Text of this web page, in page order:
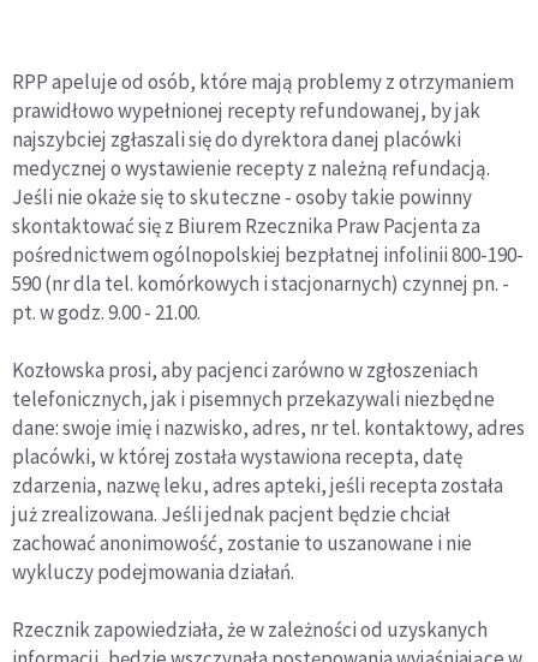
RPP apeluje od osób, które mają problemy z otrzymaniem
prawidłowo wypełnionej recepty refundowanej, by jak
najszybciej zgłaszali się do dyrektora danej placówki
medycznej o wystawienie recepty z należną refundacją.
Jeśli nie okaże się to skuteczne - osoby takie powinny
skontaktować się z Biurem Rzecznika Praw Pacjenta za
pośrednictwem ogólnopolskiej bezpłatnej infolinii 800-190-
590 (nr dla tel. komórkowych i stacjonarnych) czynnej pn. -
pt. w godz. 9.00 - 21.00.
Kozłowska prosi, aby pacjenci zarówno w zgłoszeniach
telefonicznych, jak i pisemnych przekazywali niezbędne
dane: swoje imię i nazwisko, adres, nr tel. kontaktowy, adres
placówki, w której została wystawiona recepta, datę
zdarzenia, nazwę leku, adres apteki, jeśli recepta została
już zrealizowana. Jeśli jednak pacjent będzie chciał
zachować anonimowość, zostanie to uszanowane i nie
wykluczy podejmowania działań.
Rzecznik zapowiedziała, że w zależności od uzyskanych